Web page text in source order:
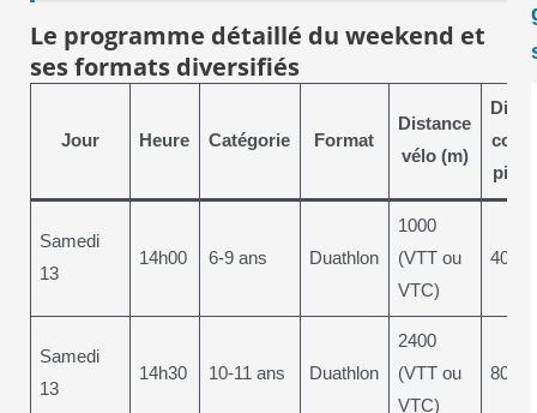
Le programme détaillé du weekend et
ses formats diversifiés
Jour Heure Catégorie Format
Distance
vélo (m)
pied
Samedi
13
14h00 6-9 ans Duathlon
1000
(VTT ou
VTC)
400
Samedi
13
14h30 10-11 ans Duathlon
2400
(VTT ou
VTC)
800